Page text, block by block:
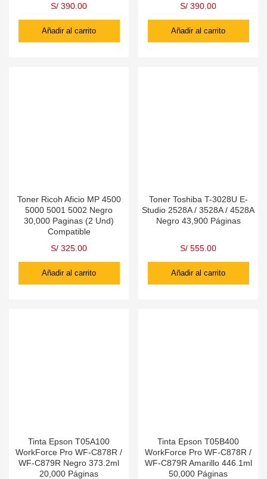
S/ 390.00
Añadir al carrito
S/ 390.00
Añadir al carrito
Toner Ricoh Aficio MP 4500
5000 5001 5002 Negro
30,000 Paginas (2 Und)
Compatible
S/ 325.00
Añadir al carrito
Toner Toshiba T-3028U E-
Studio 2528A / 3528A / 4528A
Negro 43,900 Páginas
S/ 555.00
Añadir al carrito
Tinta Epson T05A100
WorkForce Pro WF-C878R /
WF-C879R Negro 373.2ml
20,000 Páginas
Tinta Epson T05B400
WorkForce Pro WF-C878R /
WF-C879R Amarillo 446.1ml
50,000 Páginas